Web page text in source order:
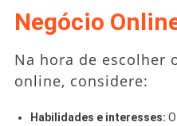
Negócio
Na hora de escolher
online, considere:
Habilidades e interesses: